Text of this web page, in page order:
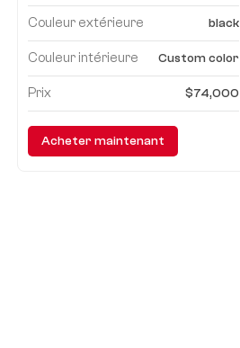
Couleur extérieure black
Couleur intérieure Custom color
Prix $74,000
Acheter maintenant